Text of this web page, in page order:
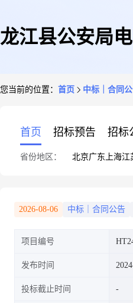
龙江县公安局
您当前的位置： 首页 中标｜合同
首页 招标预告 招标
省份地区： 北京广东 上海江
2026-08-06 中标｜合同公告
项目编号
发布时间
投标截止时间